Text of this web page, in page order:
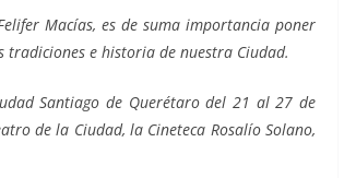
Macías, es de suma importancia poner
e historia de nuestra Ciudad.
Santiago de Querétaro del 21 al 27 de
de la Ciudad, la Cineteca Rosalío Solano,